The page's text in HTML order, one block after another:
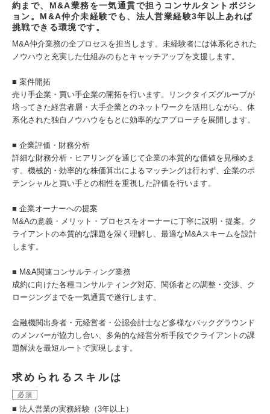
約まで、M&A業務を一気通貫で担うコンサルタントポジシ
ョン。M&A仲介未経験でも、法人営業経験3年以上あれば
挑戦できる環境です。
M&A仲介業務の全プロセスを担当します。未経験者には体系化された
ノウハウと充実した仕組みのもとキャッチアップを支援します。
■ 案件開拓
売り手企業・買い手企業の開拓を行います。リンクタイズグループが
培ってきた経営者層・大手企業とのネットワークを活用しながら、体
系化された独自ノウハウをもとに効率的なアプローチを展開します。
■ 企業評価・財務分析
詳細な財務分析・ヒアリングを通じて企業の本質的な価値を見極めま
す。機械的・効率的な株価算出によるマッチングは行わず、企業のポ
テンシャルと買い手との相性を重視した評価を行います。
■ 企業オーナーへの提案
M&Aの意義・メリット・プロセスをオーナーに丁寧に説明・提案。ク
ライアントの本質的な課題を深く理解し、最適なM&Aスキームを設計
します。
■ M&A関連コンサルティング業務
成約に向けた各種コンサルティング対応、関係者との調整・交渉、ク
ロージングまでを一気通貫で遂行します。
金融機関出身者・元経営者・公認会計士など多様なバックグラウンド
のメンバーが協力し合い、多角的な経営分析手段でクライアントの課
題解決を最短ルートで実現します。
求められるスキルは
必須
■ 法人営業の実務経験（3年以上）